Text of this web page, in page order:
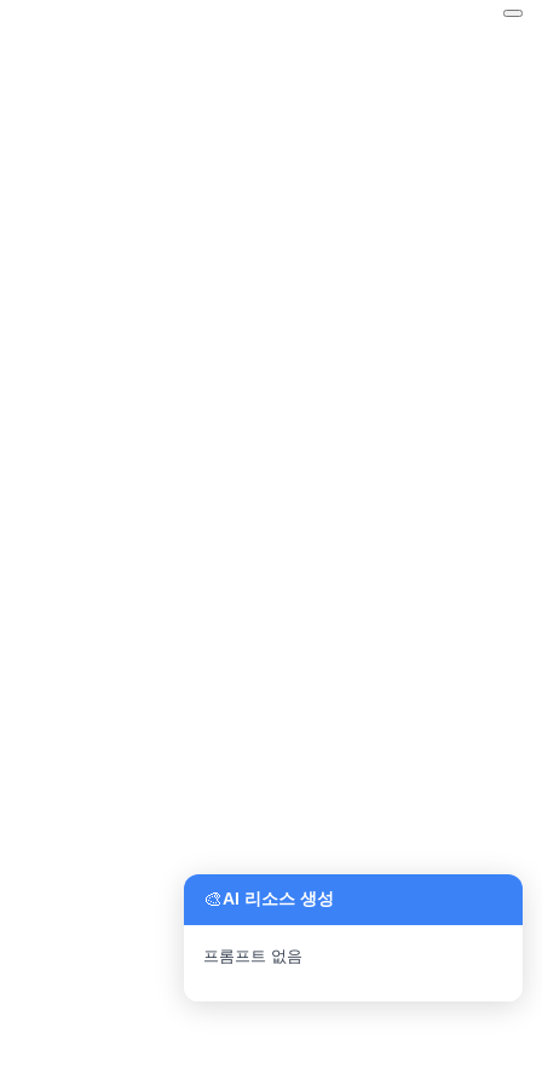
🎨AI 리소스 생성
프롬프트 없음